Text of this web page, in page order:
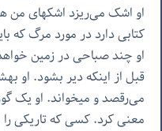
او اشک می‌ریزد اشکهای من
کتابی دارد در مورد مرگ که
او چند صباحی در زمین
قبل از اینکه دیر بشود. او
می‌رقصد و میخواند. او یک
معنی کرد. کسی که تاریکی را